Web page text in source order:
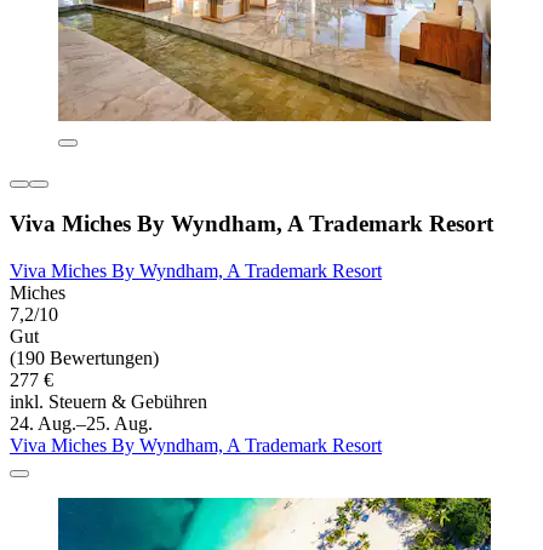
Viva Miches By Wyndham, A Trademark Resort
Viva Miches By Wyndham, A Trademark Resort
Miches
7,2/10
Gut
(190 Bewertungen)
277 €
inkl. Steuern & Gebühren
24. Aug.–25. Aug.
Viva Miches By Wyndham, A Trademark Resort